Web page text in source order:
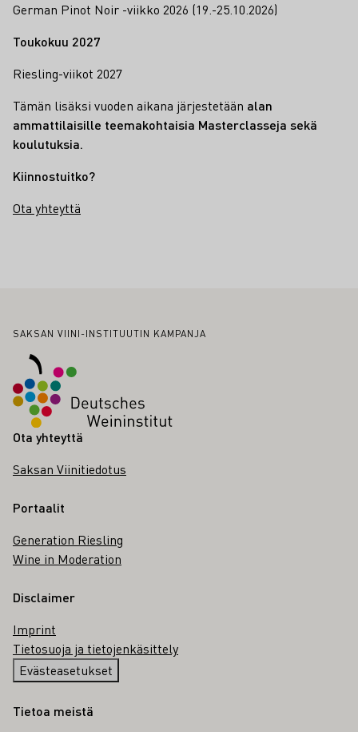
German Pinot Noir -viikko 2026 (19.-25.10.2026)
Toukokuu 2027
Riesling-viikot 2027
Tämän lisäksi vuoden aikana järjestetään alan
ammattilaisille teemakohtaisia Masterclasseja sekä
koulutuksia.
Kiinnostuitko?
Ota yhteyttä
Alatunniste
SAKSAN VIINI-INSTITUUTIN KAMPANJA
Ota yhteyttä
Saksan Viinitiedotus
Portaalit
Generation Riesling
Wine in Moderation
Disclaimer
Imprint
Tietosuoja ja tietojenkäsittely
Evästeasetukset
Tietoa meistä